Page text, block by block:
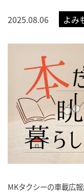
2025.08.06 よみ
MKタクシーの車載広